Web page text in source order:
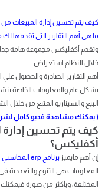
كيف يتم تحسين إدارة المبيعات
ما هي أهم التقارير التي تقدمها
وتقدم أكفليكس مجموعة هامة جدا
خلال النظام استعراض.
أهم التقارير الصادرة والحصول
بشكل عام والمعلومات الخاصة
البيع والسيناريو المتبع من خلال
( يمكنك مشاهدة فديو كامل لشرح
كيف يتم تحسين إدارة
أكفليكس؟
إن أهم مايميز برنامج erp المحاسبي
المعلومات هي التنوع
المختلفة، وبأكثر من صورة